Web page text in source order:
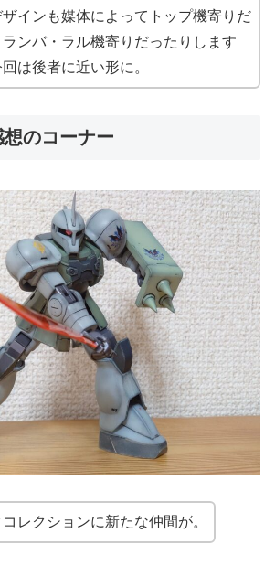
ザインも媒体によってトップ機寄りだ
ランバ・ラル機寄りだったりします
は後者に近い形に。
のコーナー
コレクションに新たな仲間が。